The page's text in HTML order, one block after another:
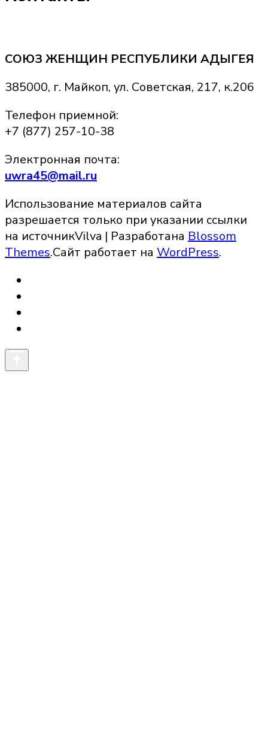
СОЮЗ ЖЕНЩИН РЕСПУБЛИКИ АДЫГЕЯ
385000, г. Майкоп, ул. Советская, 217, к.206
Телефон приемной:
+7 (877) 257-10-38
Электронная почта:
uwra45@mail.ru
Использование материалов сайта
разрешается только при указании ссылки
на источникVilva | Разработана Blossom
Themes.Сайт работает на WordPress.